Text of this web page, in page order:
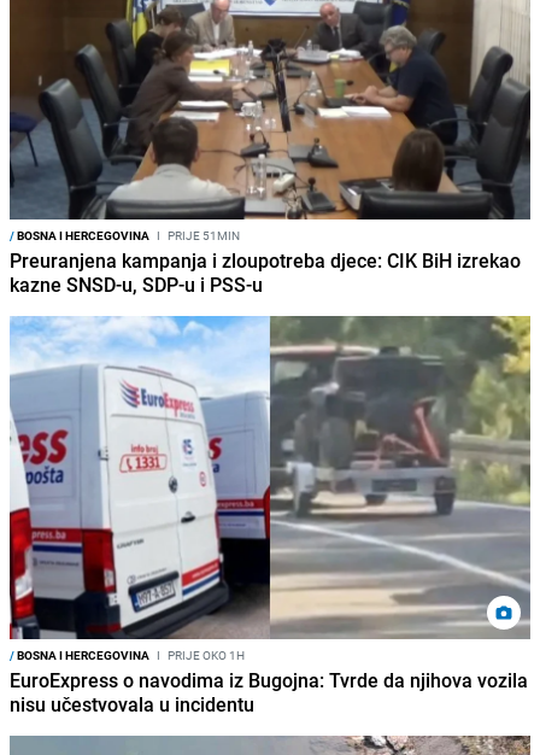
/BOSNA I HERCEGOVINA I PRIJE 51MIN
Preuranjena kampanja i zloupotreba djece: CIK BiH izrekao
kazne SNSD-u, SDP-u i PSS-u
/BOSNA I HERCEGOVINA I PRIJE OKO 1H
EuroExpress o navodima iz Bugojna: Tvrde da njihova vozila
nisu učestvovala u incidentu